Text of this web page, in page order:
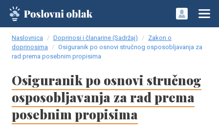
Naslovnica Doprinosi i članarine (Sadržaj)
Zakon o
doprinosima
Osiguranik po osnovi stručnog osposobljavanja za
rad prema posebnim propisima
Osiguranik po osnovi stručnog
osposobljavanja za rad prema
posebnim propisima